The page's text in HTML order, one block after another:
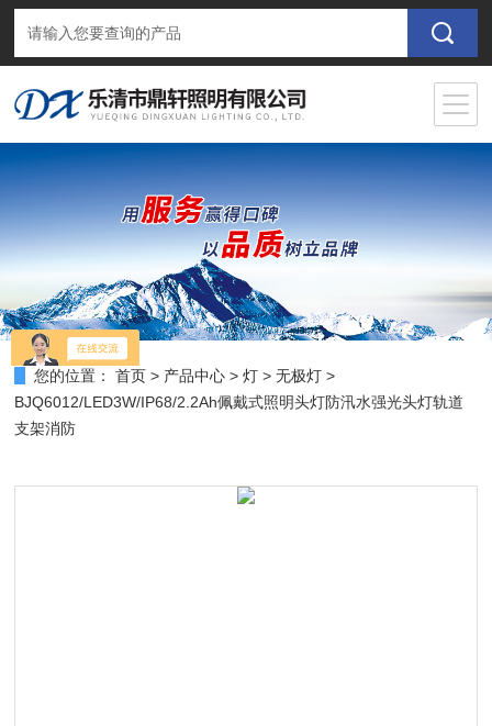
您的位置： 首页 > 产品中心 >灯 >无极灯 >
BJQ6012/LED3W/IP68/2.2Ah佩戴式照明头灯防汛水强光头灯轨道
支架消防